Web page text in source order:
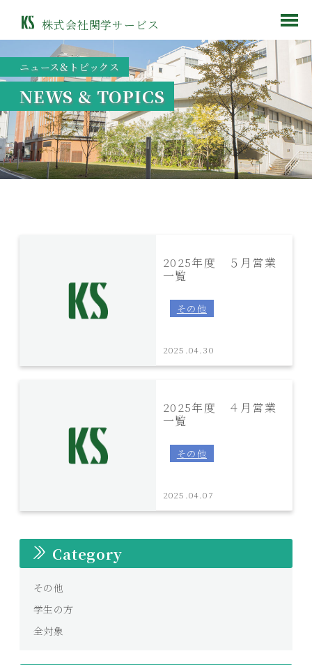
株式会社関学サービス
ニュース&トピックス
NEWS & TOPICS
2025年度 ５月営業
一覧
その他
2025.04.30
2025年度 ４月営業
一覧
その他
2025.04.07
Category
その他
学生の方
全対象